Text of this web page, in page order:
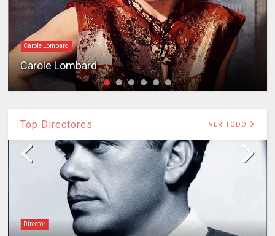
Carole Lombard
Carole Lombard
Top Directores VER TODO
Director